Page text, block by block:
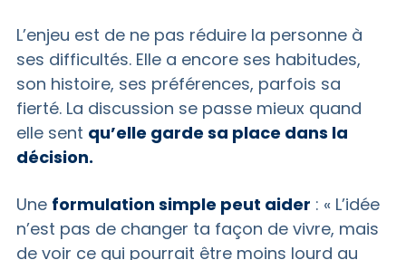
L’enjeu est de ne pas réduire la personne à
ses difficultés. Elle a encore ses habitudes,
son histoire, ses préférences, parfois sa
fierté. La discussion se passe mieux quand
elle sent qu’elle garde sa place dans la
décision.
Une formulation simple peut aider : « L’idée
n’est pas de changer ta façon de vivre, mais
de voir ce qui pourrait être moins lourd au